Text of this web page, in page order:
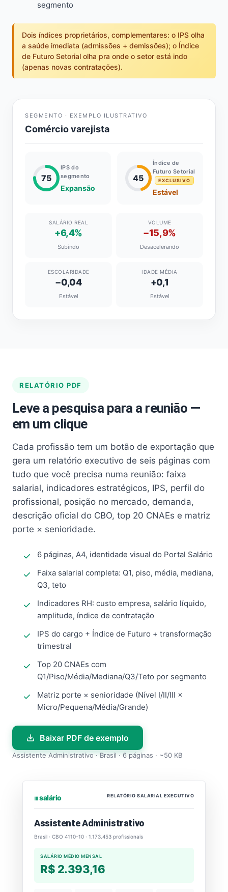
segmento
Dois índices proprietários, complementares: o IPS olha
a saúde imediata (admissões + demissões); o Índice
de Futuro Setorial olha pra onde o setor está indo
(apenas novas contratações).
SEGMENTO · EXEMPLO ILUSTRATIVO
Comércio varejista
75
IPS do
segmento
Expansão
45
Índice de
Futuro Setorial
EXCLUSIVO
Estável
SALÁRIO REAL
+6,4%
Subindo
VOLUME
−15,9%
Desacelerando
ESCOLARIDADE
−0,04
Estável
IDADE MÉDIA
+0,1
Estável
RELATÓRIO PDF
Leve a pesquisa para a reunião —
em um clique
Cada profissão tem um botão de exportação que
gera um relatório executivo de seis páginas com
tudo que você precisa numa reunião: faixa
salarial, indicadores estratégicos, IPS, perfil do
profissional, posição no mercado, demanda,
descrição oficial do CBO, top 20 CNAEs e matriz
porte × senioridade.
6 páginas, A4, identidade visual do Portal Salário
Faixa salarial completa: Q1, piso, média, mediana,
Q3, teto
Indicadores RH: custo empresa, salário líquido,
amplitude, índice de contratação
IPS do cargo + Índice de Futuro + transformação
trimestral
Top 20 CNAEs com
Q1/Piso/Média/Mediana/Q3/Teto por segmento
Matriz porte × senioridade (Nível I/II/III ×
Micro/Pequena/Média/Grande)
Baixar PDF de exemplo
Assistente Administrativo · Brasil · 6 páginas · ~50 KB
⏐⏐⏐ salário RELATÓRIO SALARIAL EXECUTIVO
Assistente Administrativo
Brasil · CBO 4110-10 · 1.173.453 profissionais
SALÁRIO MÉDIO MENSAL
R$ 2.393,16